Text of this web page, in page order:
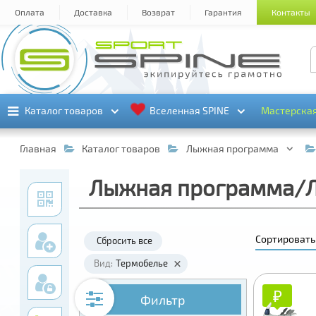
Оплата Доставка Возврат Гарантия Контакты
Каталог товаров
Каталог товаров Вселенная SPINE
Вселенная SPINE
Главная Каталог товаров Лыжная программа
Лыжная программа/
Сбросить все
Вид: Термобелье
Фильтр ₽
₽